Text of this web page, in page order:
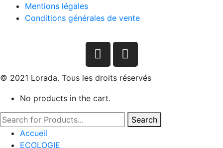
Mentions légales
Conditions générales de vente
© 2021 Lorada. Tous les droits réservés
No products in the cart.
Search
Accueil
ECOLOGIE